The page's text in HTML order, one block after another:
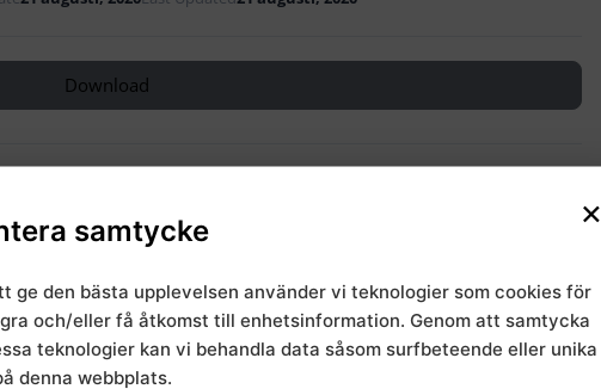
Download
×
samtycke
ge den bästa upplevelsen använder vi teknologier som cookies för
och/eller få åtkomst till enhetsinformation. Genom att samtycka
teknologier kan vi behandla data såsom surfbeteende eller unika
denna webbplats.